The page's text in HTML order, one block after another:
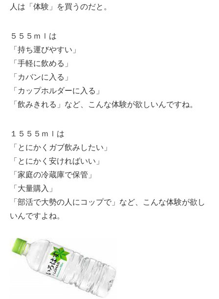
人は「体験」を買うのだと。
５５５ｍｌは
「持ち運びやすい」
「手軽に飲める」
「カバンに入る」
「カップホルダーに入る」
「飲みきれる」など、こんな体験が欲しいんですね。
１５５５ｍｌは
「とにかくガブ飲みしたい」
「とにかく安ければいい」
「家庭の冷蔵庫で保管」
「大量購入」
「部活で大勢の人にコップで」など、こんな体験が欲し
いんですよね。